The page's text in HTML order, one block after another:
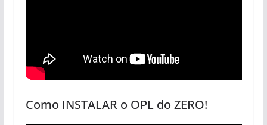
Como INSTALAR o OPL do ZERO!